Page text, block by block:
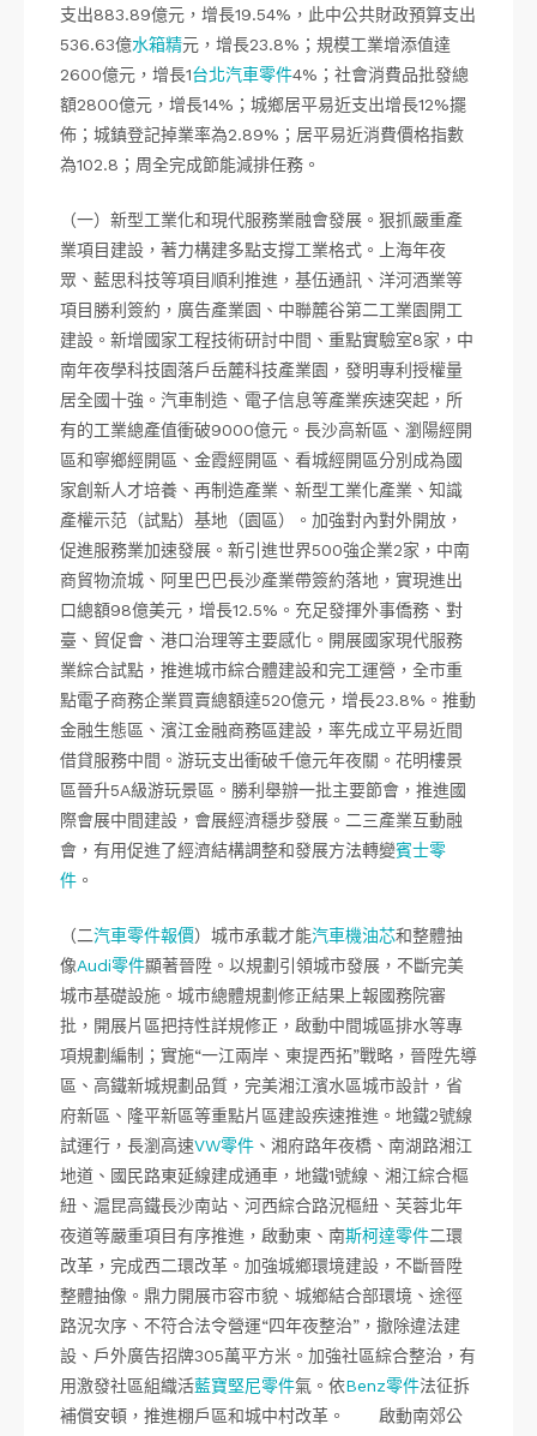
支出883.89億元，增長19.54%，此中公共財政預算支出
536.63億水箱精元，增長23.8%；規模工業增添值達
2600億元，增長1台北汽車零件4%；社會消費品批發總
額2800億元，增長14%；城鄉居平易近支出增長12%擺
佈；城鎮登記掉業率為2.89%；居平易近消費價格指數
為102.8；周全完成節能減排任務。
（一）新型工業化和現代服務業融會發展。狠抓嚴重產
業項目建設，著力構建多點支撐工業格式。上海年夜
眾、藍思科技等項目順利推進，基伍通訊、洋河酒業等
項目勝利簽約，廣告產業園、中聯麓谷第二工業園開工
建設。新增國家工程技術研討中間、重點實驗室8家，中
南年夜學科技園落戶岳麓科技產業園，發明專利授權量
居全國十強。汽車制造、電子信息等產業疾速突起，所
有的工業總產值衝破9000億元。長沙高新區、瀏陽經開
區和寧鄉經開區、金霞經開區、看城經開區分別成為國
家創新人才培養、再制造產業、新型工業化產業、知識
產權示范（試點）基地（園區）。加強對內對外開放，
促進服務業加速發展。新引進世界500強企業2家，中南
商貿物流城、阿里巴巴長沙產業帶簽約落地，實現進出
口總額98億美元，增長12.5%。充足發揮外事僑務、對
臺、貿促會、港口治理等主要感化。開展國家現代服務
業綜合試點，推進城市綜合體建設和完工運營，全市重
點電子商務企業買賣總額達520億元，增長23.8%。推動
金融生態區、濱江金融商務區建設，率先成立平易近間
借貸服務中間。游玩支出衝破千億元年夜關。花明樓景
區晉升5A級游玩景區。勝利舉辦一批主要節會，推進國
際會展中間建設，會展經濟穩步發展。二三產業互動融
會，有用促進了經濟結構調整和發展方法轉變賓士零
件 。
（二汽車零件報價）城市承載才能汽車機油芯和整體抽
像Audi零件顯著晉陞。以規劃引領城市發展，不斷完美
城市基礎設施。城市總體規劃修正結果上報國務院審
批，開展片區把持性詳規修正，啟動中間城區排水等專
項規劃編制；實施“一江兩岸、東提西拓”戰略，晉陞先導
區、高鐵新城規劃品質，完美湘江濱水區城市設計，省
府新區、隆平新區等重點片區建設疾速推進。地鐵2號線
試運行，長瀏高速VW零件 、湘府路年夜橋、南湖路湘江
地道、國民路東延線建成通車，地鐵1號線、湘江綜合樞
紐、滬昆高鐵長沙南站、河西綜合路況樞紐、芙蓉北年
夜道等嚴重項目有序推進，啟動東、南斯柯達零件二環
改革，完成西二環改革。加強城鄉環境建設，不斷晉陞
整體抽像。鼎力開展市容市貌、城鄉結合部環境、途徑
路況次序、不符合法令營運“四年夜整治”，撤除違法建
設、戶外廣告招牌305萬平方米。加強社區綜合整治，有
用激發社區組織活藍寶堅尼零件氣。依Benz零件法征拆
補償安頓，推進棚戶區和城中村改革。 啟動南郊公